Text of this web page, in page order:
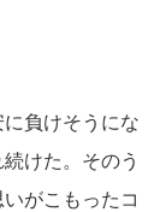
負けそうにな
けた。そのう
がこもったコ